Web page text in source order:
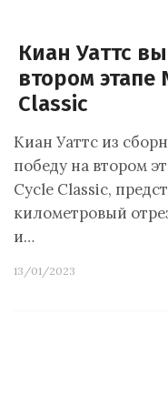
Киан Уаттс
втором этапе
Classic
Киан Уаттс из
победу на втором
Cycle Classic,
километровый
и…
13/01/2023